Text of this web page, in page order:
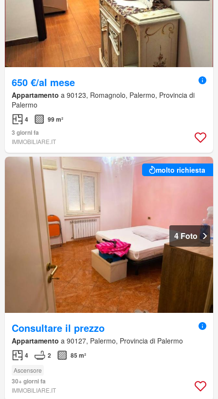
650 €/al mese
Appartamento a 90123, Romagnolo, Palermo, Provincia di
Palermo
4
99 m²
3 giorni fa
IMMOBILIARE.IT
molto richiesta
4 Foto
Consultare il prezzo
Appartamento a 90127, Palermo, Provincia di Palermo
4 2 85 m²
Ascensore
30+ giorni fa
IMMOBILIARE.IT